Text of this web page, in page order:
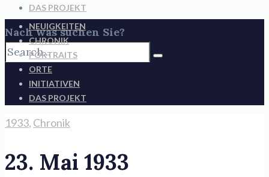
DAS PROJEKT
Nach was suchen Sie?
NEUIGKEITEN
CHRONIK
PORTRAITS
ORTE
INITIATIVEN
DAS PROJEKT
1933, Chronik
23. Mai 1933